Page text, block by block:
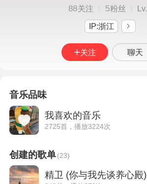
88关注 5粉丝 Lv.
IP:浙江
关注 聊天
音乐品味
我喜欢的音乐
2725首，播放3224次
创建的歌单(23)
精卫 (你与我先谈养心殿)